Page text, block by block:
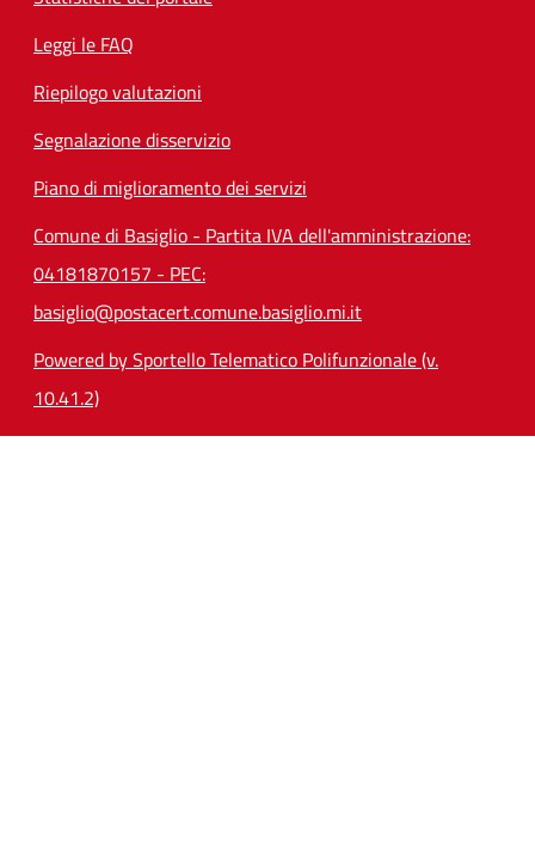
Leggi le FAQ
Riepilogo valutazioni
Segnalazione disservizio
Piano di miglioramento dei servizi
Comune di Basiglio - Partita IVA dell'amministrazione:
04181870157 - PEC:
basiglio@postacert.comune.basiglio.mi.it
Powered by Sportello Telematico Polifunzionale (v.
10.41.2)